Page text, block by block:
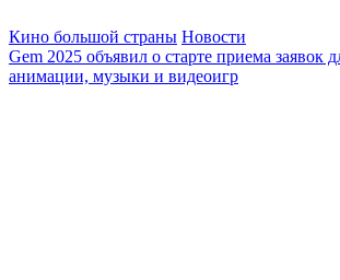
Кино большой страны Новости
Gem 2025 объявил о старте приема заявок
анимации, музыки и видеоигр